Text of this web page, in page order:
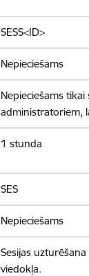
SESS<ID>
Nepieciešams
Nepieciešams tikai
administratoriem,
1 stunda
SES
Nepieciešams
Sesijas
viedokļa.